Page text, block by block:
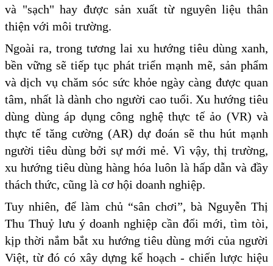
và "sạch" hay được sản xuất từ nguyên liệu thân
thiện với môi trường.
Ngoài ra, trong tương lai xu hướng tiêu dùng xanh,
bền vững sẽ tiếp tục phát triển mạnh mẽ, sản phẩm
và dịch vụ chăm sóc sức khỏe ngày càng được quan
tâm, nhất là dành cho người cao tuổi. Xu hướng tiêu
dùng dùng áp dụng công nghệ thực tế ảo (VR) và
thực tế tăng cường (AR) dự đoán sẽ thu hút mạnh
người tiêu dùng bởi sự mới mẻ. Vì vậy, thị trường,
xu hướng tiêu dùng hàng hóa luôn là hấp dẫn và đầy
thách thức, cũng là cơ hội doanh nghiệp.
Tuy nhiên, để làm chủ “sân chơi”, bà Nguyễn Thị
Thu Thuỷ lưu ý doanh nghiệp cần đổi mới, tìm tòi,
kịp thời nắm bắt xu hướng tiêu dùng mới của người
Việt, từ đó có xây dựng kế hoạch - chiến lược hiệu